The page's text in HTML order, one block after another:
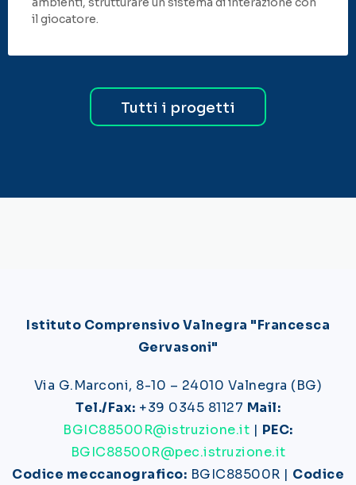
il giocatore.
Tutti i progetti
Istituto Comprensivo Valnegra "Francesca
Gervasoni"
Via G.Marconi, 8-10 – 24010 Valnegra (BG)
Tel./Fax: +39 0345 81127 Mail:
BGIC88500R@istruzione.it | PEC:
BGIC88500R@pec.istruzione.it
Codice meccanografico: BGIC88500R | Codice